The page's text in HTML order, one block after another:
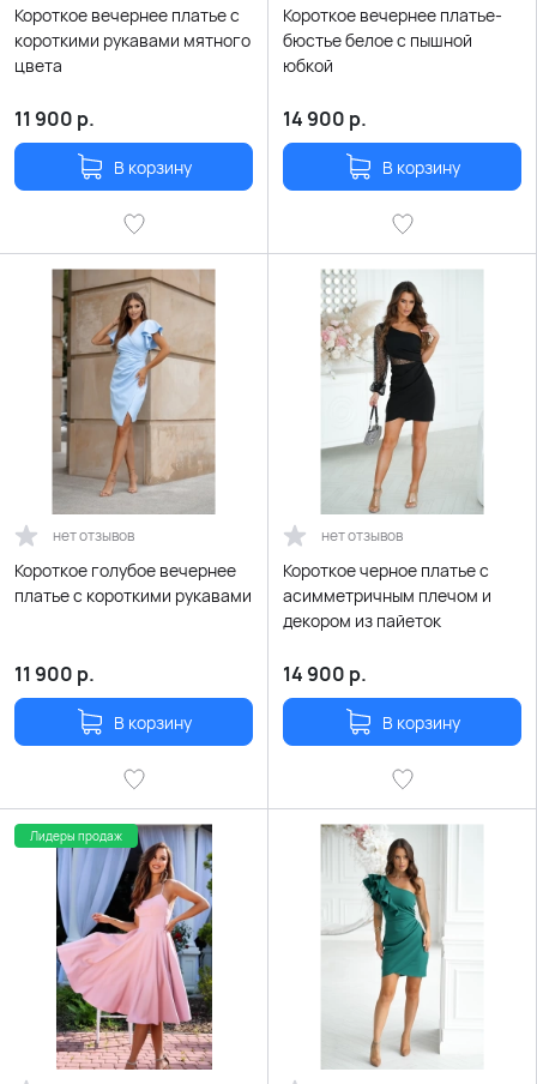
Короткое вечернее платье с
короткими рукавами мятного
цвета
11 900 р.
В корзину
Короткое вечернее платье-
бюстье белое с пышной
юбкой
14 900 р.
В корзину
нет отзывов
Короткое голубое вечернее
платье с короткими рукавами
11 900 р.
В корзину
нет отзывов
Короткое черное платье с
асимметричным плечом и
декором из пайеток
14 900 р.
В корзину
Лидеры продаж